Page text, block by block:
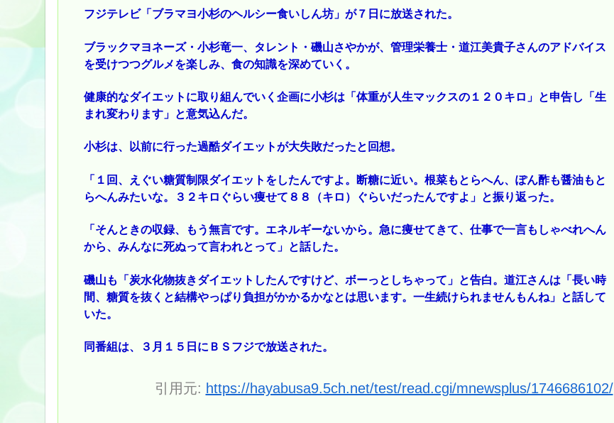
フジテレビ「ブラマヨ小杉のヘルシー食いしん坊」が７日に放送された。
ブラックマヨネーズ・小杉竜一、タレント・磯山さやかが、管理栄養士・道江美貴子さんのアドバイス
を受けつつグルメを楽しみ、食の知識を深めていく。
健康的なダイエットに取り組んでいく企画に小杉は「体重が人生マックスの１２０キロ」と申告し「生
まれ変わります」と意気込んだ。
小杉は、以前に行った過酷ダイエットが大失敗だったと回想。
「１回、えぐい糖質制限ダイエットをしたんですよ。断糖に近い。根菜もとらへん、ぽん酢も醤油もと
らへんみたいな。３２キロぐらい痩せて８８（キロ）ぐらいだったんですよ」と振り返った。
「そんときの収録、もう無言です。エネルギーないから。急に痩せてきて、仕事で一言もしゃべれへん
から、みんなに死ぬって言われとって」と話した。
磯山も「炭水化物抜きダイエットしたんですけど、ボーっとしちゃって」と告白。道江さんは「長い時
間、糖質を抜くと結構やっぱり負担がかかるかなとは思います。一生続けられませんもんね」と話して
いた。
同番組は、３月１５日にＢＳフジで放送された。
引用元: https://hayabusa9.5ch.net/test/read.cgi/mnewsplus/1746686102/